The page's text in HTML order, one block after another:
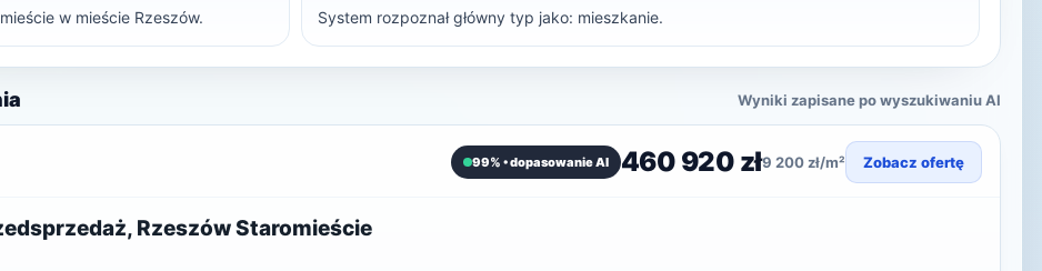
w mieście Rzeszów. System rozpoznał główny typ jako: mieszkanie.
Wyniki zapisane po wyszukiwaniu AI
99% • dopasowanie AI 460 920 zł9 200 zł/m² Zobacz ofertę
Rzeszów Staromieście